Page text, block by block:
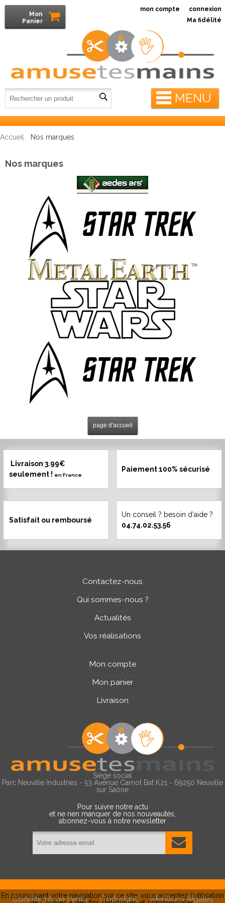
MENU
mon compte connexion
Mon
Panier
Ma fidélité
Accueil Nos marques
Nos marques
Livraison 3.99€
seulement ! en France
Paiement 100% sécurisé
Satisfait ou remboursé
Un conseil ? besoin d'aide ?
04.74.02.53.56
Contactez-nous
Qui sommes-nous ?
Actualités
Vos réalisations
Mon compte
Mon panier
Livraison
Siège social
Parc Neuville Industries - 53 Avenue Carnot Bat K21 - 69250 Neuville
sur Saône
Pour suivre notre actu
et ne rien manquer de nos nouveautés,
abonnez-vous à notre newsletter
Conditions de vente Copyright
Mentions légales
En poursuivant votre navigation sur ce site, vous acceptez l'utilisation